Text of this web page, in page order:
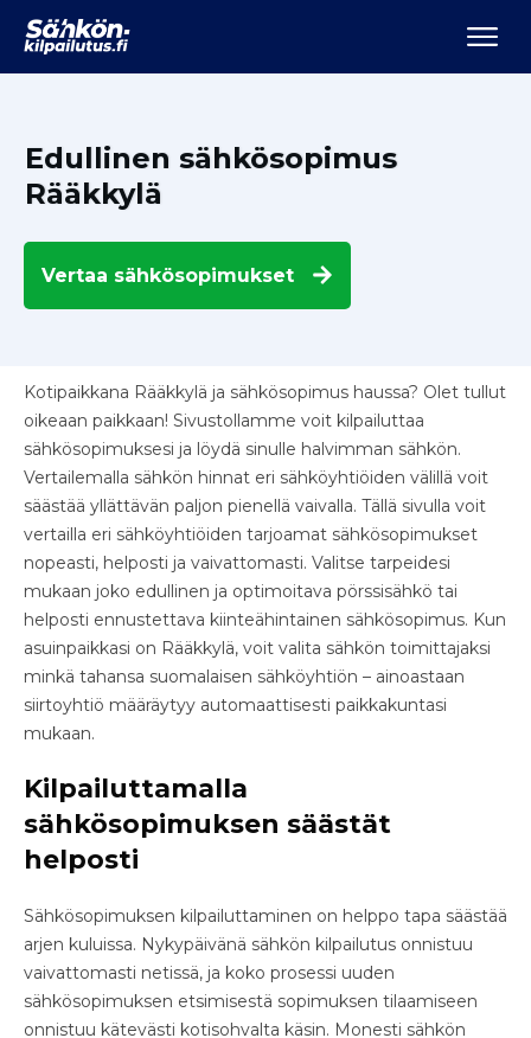
Edullinen sähkösopimus
Rääkkylä
Vertaa sähkösopimukset
Kotipaikkana Rääkkylä ja sähkösopimus haussa? Olet tullut
oikeaan paikkaan! Sivustollamme voit kilpailuttaa
sähkösopimuksesi ja löydä sinulle halvimman sähkön.
Vertailemalla sähkön hinnat eri sähköyhtiöiden välillä voit
säästää yllättävän paljon pienellä vaivalla. Tällä sivulla voit
vertailla eri sähköyhtiöiden tarjoamat sähkösopimukset
nopeasti, helposti ja vaivattomasti. Valitse tarpeidesi
mukaan joko edullinen ja optimoitava pörssisähkö tai
helposti ennustettava kiinteähintainen sähkösopimus. Kun
asuinpaikkasi on Rääkkylä, voit valita sähkön toimittajaksi
minkä tahansa suomalaisen sähköyhtiön – ainoastaan
siirtoyhtiö määräytyy automaattisesti paikkakuntasi
mukaan.
Kilpailuttamalla
sähkösopimuksen säästät
helposti
Sähkösopimuksen kilpailuttaminen on helppo tapa säästää
arjen kuluissa. Nykypäivänä sähkön kilpailutus onnistuu
vaivattomasti netissä, ja koko prosessi uuden
sähkösopimuksen etsimisestä sopimuksen tilaamiseen
onnistuu kätevästi kotisohvalta käsin. Monesti sähkön